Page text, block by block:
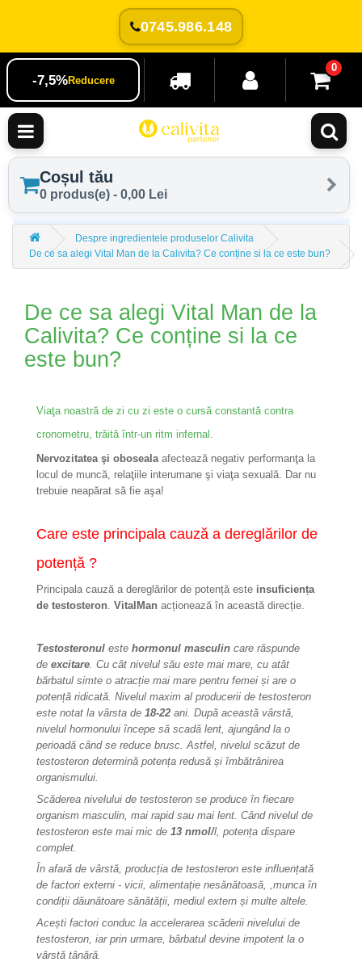
0745.986.148
-7,5%Reducere
0
Coșul tău
0 produs(e) - 0,00 Lei
Despre ingredientele produselor Calivita
De ce sa alegi Vital Man de la Calivita? Ce conține si la ce este bun?
De ce sa alegi Vital Man de la
Calivita? Ce conține si la ce
este bun?
Viaţa noastră de zi cu zi este o cursă constantă contra
cronometru, trăită într-un ritm infernal.
Nervozitatea şi obosealaafectează negativ performanţa la
locul de muncă, relaţiile interumane şi viaţa sexuală. Dar nu
trebuie neapărat să fie aşa!
Care este principala cauză a dereglărilor de
potență ?
Principala cauză a dereglărilor de potență este insuficiența
de testosteron. VitalMan acționează în această direcție.
Testosteronul este hormonul masculin care răspunde
de excitare. Cu cât nivelul său este mai mare, cu atât
bărbatul simte o atracție mai mare pentru femei și are o
potență ridicată. Nivelul maxim al producerii de testosteron
este notat la vârsta de 18-22 ani. După această vârstă,
nivelul hormonului începe să scadă lent, ajungând la o
perioadă când se reduce brusc. Astfel, nivelul scăzut de
testosteron determină potența redusă și îmbătrânirea
organismului.
Scăderea nivelului de testosteron se produce în fiecare
organism masculin, mai rapid sau mai lent. Când nivelul de
testosteron este mai mic de 13 nmol/l, potența dispare
complet.
În afară de vârstă, producția de testosteron este influențată
de factori externi - vicii, alimentație nesănătoasă, ,munca în
condiții dăunătoare sănătății, mediul extern și multe altele.
Acești factori conduc la accelerarea scăderii nivelului de
testosteron, iar prin urmare, bărbatul devine impotent la o
vârstă tânără.